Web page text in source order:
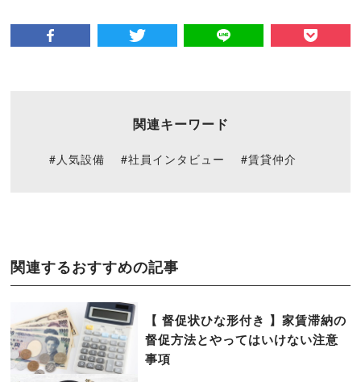
関連キーワード
#人気設備 #社員インタビュー #賃貸仲介
関連するおすすめの記事
【 督促状ひな形付き 】家賃滞納の
督促方法とやってはいけない注意
事項